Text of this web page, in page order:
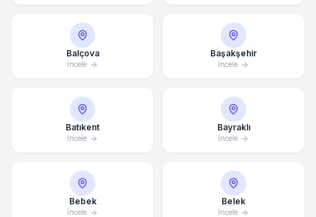
Balçova
İncele
Başakşehir
İncele
Batıkent
İncele
Bayraklı
İncele
Bebek
İncele
Belek
İncele